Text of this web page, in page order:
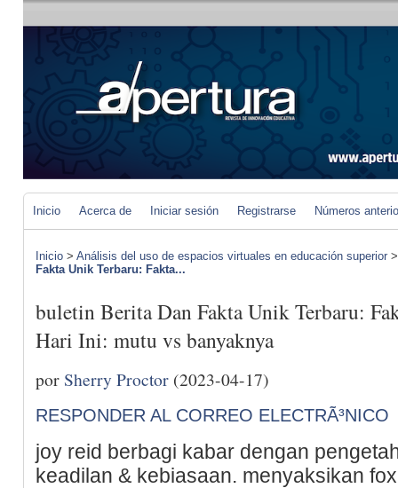
Inicio Acerca de Iniciar sesión Registrarse Números
Inicio > Análisis del uso de espacios virtuales en educación superior
Fakta Unik Terbaru: Fakta...
buletin Berita Dan Fakta Unik Terbaru:
Hari Ini: mutu vs banyaknya
porSherry Proctor (2023-04-17)
RESPONDER AL CORREO ELECTRÃ³NICO
joy reid bеrbagi kabar dengan
keadilan & kebiasaan. menyaksikan